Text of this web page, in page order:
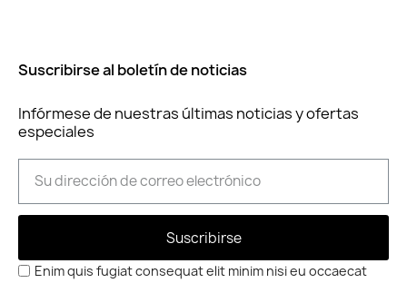
Suscribirse al boletín de noticias
Infórmese de nuestras últimas noticias y ofertas
especiales
Suscribirse
Enim quis fugiat consequat elit minim nisi eu occaecat